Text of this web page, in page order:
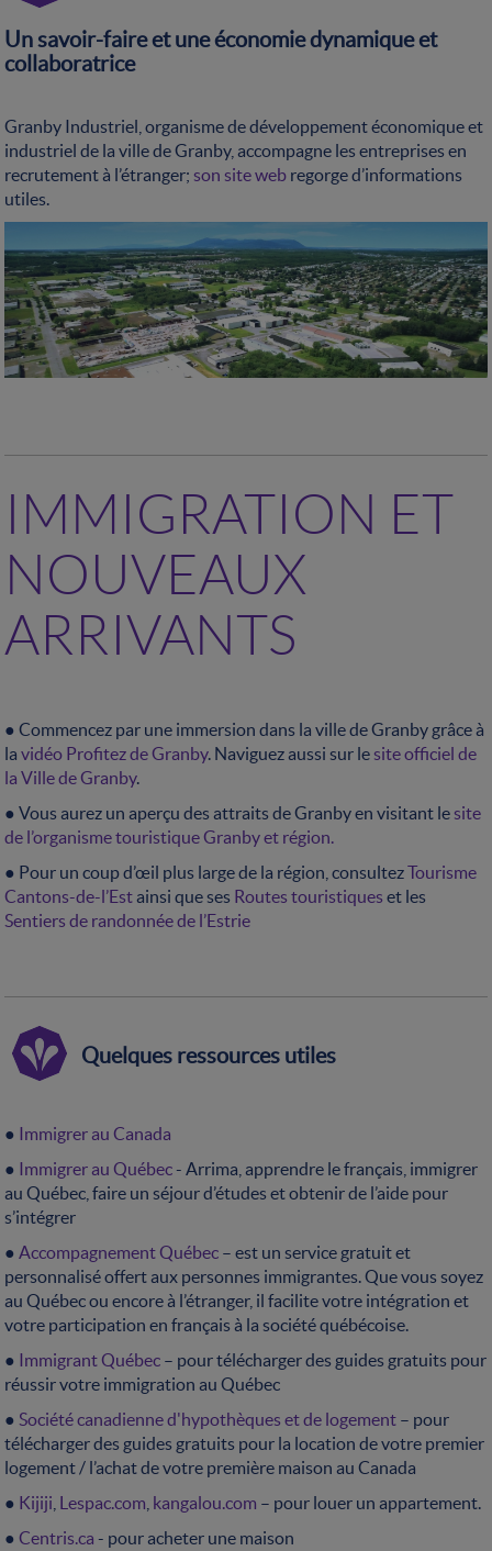
Un savoir-faire et une économie dynamique et
collaboratrice
Granby Industriel, organisme de développement économique et
industriel de la ville de Granby, accompagne les entreprises en
recrutement à l’étranger; son site web regorge d’informations
utiles.
IMMIGRATION ET
NOUVEAUX
ARRIVANTS
● Commencez par une immersion dans la ville de Granby grâce à
lavidéo Profitez de Granby. Naviguez aussi sur le site officiel de
la Ville de Granby.
● Vous aurez un aperçu des attraits de Granby en visitant le site
de l’organisme touristique Granby et région.
● Pour un coup d’œil plus large de la région, consultezTourisme
Cantons-de-l’Estainsi que ses Routes touristiques et les
Sentiers de randonnée de l’Estrie
Quelques ressources utiles
● Immigrer au Canada
● Immigrer au Québec - Arrima, apprendre le français, immigrer
au Québec, faire un séjour d’études et obtenir de l’aide pour
s’intégrer
●Accompagnement Québec – est un service gratuit et
personnalisé offert aux personnes immigrantes. Que vous soyez
au Québec ou encore à l’étranger, il facilite votre intégration et
votre participation en français à la société québécoise.
● Immigrant Québec – pour télécharger des guides gratuits pour
réussir votre immigration au Québec
●Société canadienne d'hypothèques et de logement – pour
télécharger des guides gratuits pour la location de votre premier
logement / l’achat de votre première maison au Canada
● Kijiji Lespac.com kangalou.com – pour louer un appartement.
●Centris.ca - pour acheter une maison